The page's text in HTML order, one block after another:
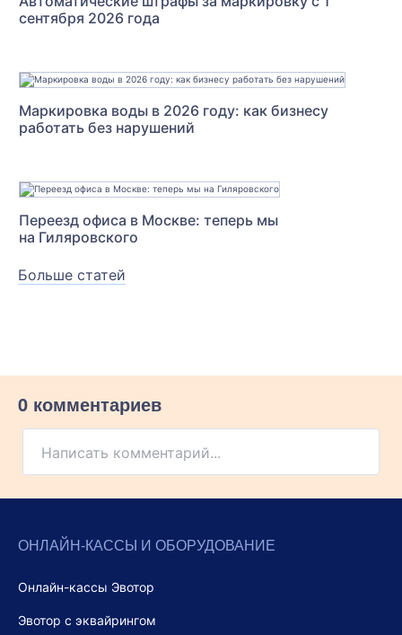
сентября 2026 года
Маркировка воды в 2026 году: как бизнесу
работать без нарушений
Переезд офиса в Москве: теперь мы
на Гиляровского
Больше статей
0 комментариев
Написать комментарий...
ОНЛАЙН-КАССЫ И ОБОРУДОВАНИЕ
Онлайн-кассы Эвотор
Эвотор с эквайрингом